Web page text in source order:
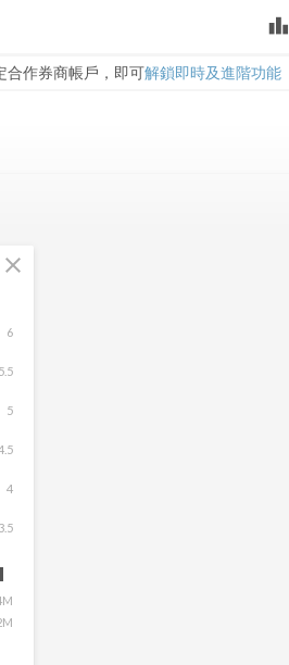
leaderboard
合作券商帳戶，即可解鎖即時及進階功能
線
close
3.5
4
5
5.5
6